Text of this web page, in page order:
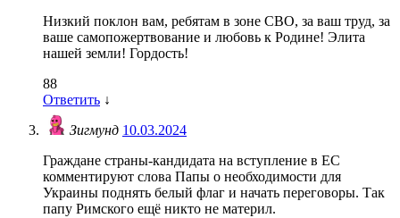
Низкий поклон вам, ребятам в зоне СВО, за ваш труд, за
ваше самопожертвование и любовь к Родине! Элита
нашей земли! Гордость!
88
Ответить ↓
Зигмунд 10.03.2024
Граждане страны-кандидата на вступление в ЕС
комментируют слова Папы о необходимости для
Украины поднять белый флаг и начать переговоры. Так
папу Римского ещё никто не материл.